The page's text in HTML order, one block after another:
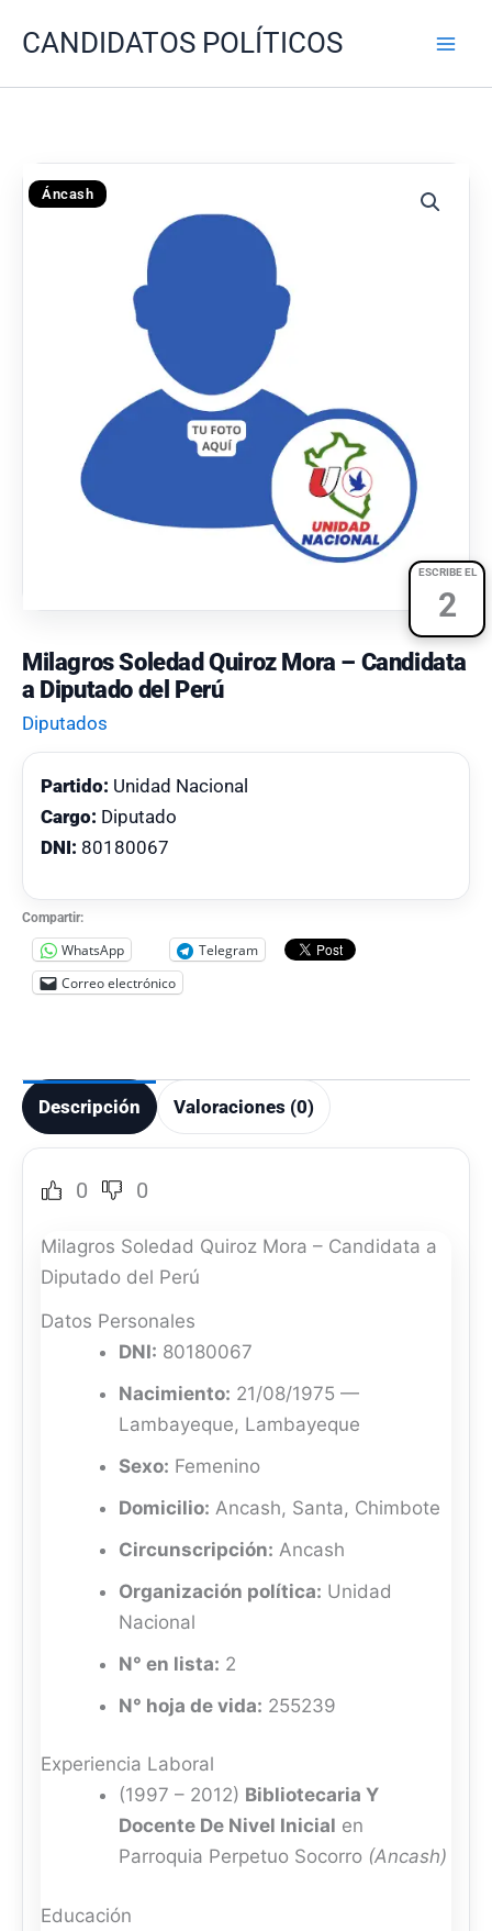
CANDIDATOS POLÍTICOS
ESCRIBE EL
2
Áncash
Milagros Soledad Quiroz Mora – Candidata
a Diputado del Perú
Diputados
Partido: Unidad Nacional
Cargo: Diputado
DNI: 80180067
Compartir:
WhatsApp
Telegram
Correo electrónico
Descripción Valoraciones (0)
0 0
Milagros Soledad Quiroz Mora – Candidata a
Diputado del Perú
Datos Personales
DNI: 80180067
Nacimiento: 21/08/1975 —
Lambayeque, Lambayeque
Sexo: Femenino
Domicilio: Ancash, Santa, Chimbote
Circunscripción: Ancash
Organización política: Unidad
Nacional
N° en lista: 2
N° hoja de vida: 255239
Experiencia Laboral
(1997 – 2012) Bibliotecaria Y
Docente De Nivel Inicial en
Parroquia Perpetuo Socorro (Ancash)
Educación